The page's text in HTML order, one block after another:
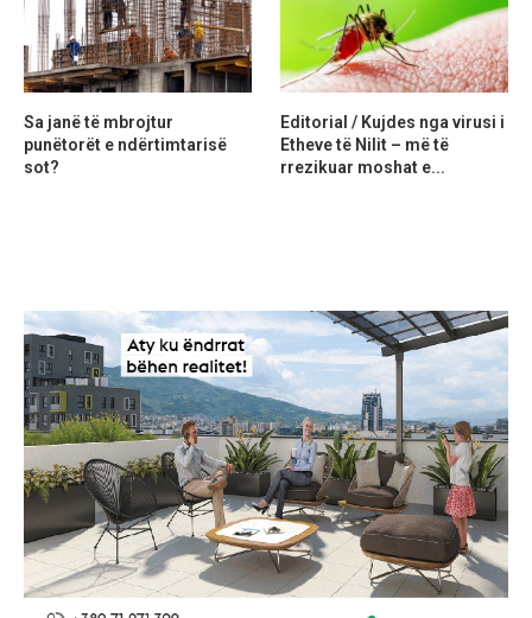
Sa janë të mbrojtur
punëtorët e ndërtimtarisë
sot?
Editorial / Kujdes nga virusi i
Etheve të Nilit – më të
rrezikuar moshat e...